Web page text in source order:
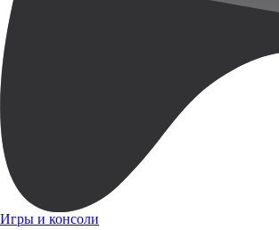
Игры и консоли